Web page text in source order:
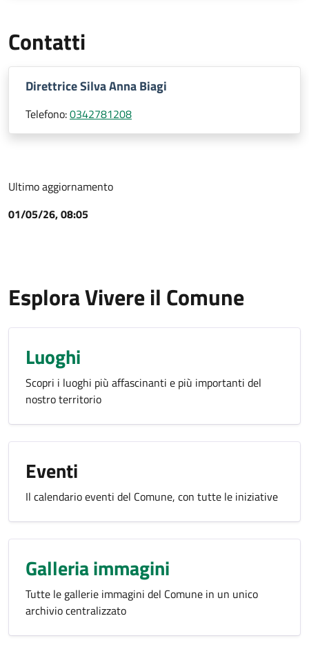
Contatti
Direttrice Silva Anna Biagi
Telefono:0342781208
Ultimo aggiornamento
01/05/26, 08:05
Esplora Vivere il Comune
Luoghi
Scopri i luoghi più affascinanti e più importanti del
nostro territorio
Eventi
Il calendario eventi del Comune, con tutte le iniziative
Galleria immagini
Tutte le gallerie immagini del Comune in un unico
archivio centralizzato